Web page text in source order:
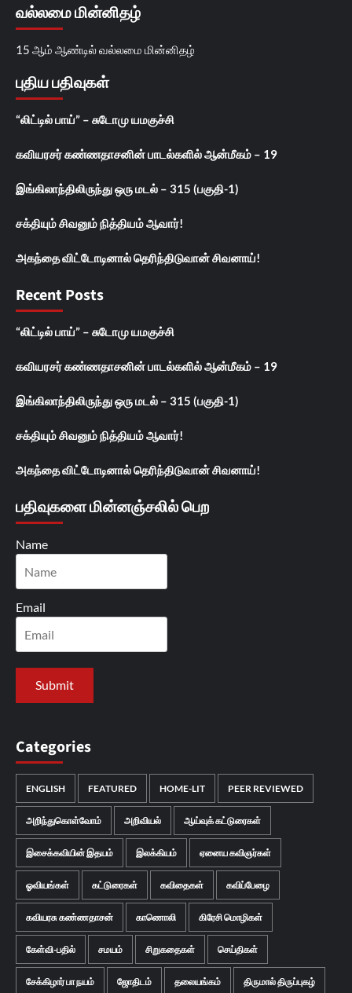
வல்லமை மின்னிதழ்
15 ஆம் ஆண்டில் வல்லமை மின்னிதழ்
புதிய பதிவுகள்
“லிட்டில் பாய்” – சுடோமு யமகுச்சி
கவியரசர் கண்ணதாசனின் பாடல்களில் ஆன்மீகம் – 19
இங்கிலாந்திலிருந்து ஒரு மடல் – 315 (பகுதி-1)
சக்தியும் சிவனும் நித்தியம் ஆவார்!
அகந்தை விட்டோடினால் தெரிந்திடுவான் சிவனாய்!
Recent Posts
“லிட்டில் பாய்” – சுடோமு யமகுச்சி
கவியரசர் கண்ணதாசனின் பாடல்களில் ஆன்மீகம் – 19
இங்கிலாந்திலிருந்து ஒரு மடல் – 315 (பகுதி-1)
சக்தியும் சிவனும் நித்தியம் ஆவார்!
அகந்தை விட்டோடினால் தெரிந்திடுவான் சிவனாய்!
பதிவுகளை மின்னஞ்சலில் பெற
Name
Email
Categories
ENGLISH FEATURED HOME-LIT PEER REVIEWED
அறிந்துகொள்வோம் அறிவியல் ஆய்வுக் கட்டுரைகள்
இசைக்கவியின் இதயம் இலக்கியம் ஏனைய கவிஞர்கள்
ஓவியங்கள் கட்டுரைகள் கவிதைகள் கவிப்பேழை
கவியரசு கண்ணதாசன் காணொலி கிரேசி மொழிகள்
கேள்வி-பதில் சமயம் சிறுகதைகள் செய்திகள்
சேக்கிழார் பா நயம் ஜோதிடம் தலையங்கம் திருமால் திருப்புகழ்